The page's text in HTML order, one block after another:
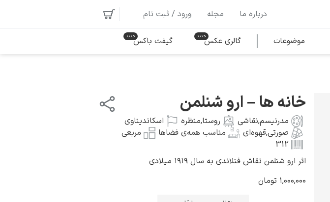
درباره ما مجله ورود / ثبت نام
موضوعات گالری عکس گیفت باکس
خانه ها – ارو شنلمن
مدرنیسم,نقاشی روستا,منظره
اسکاندیناوی
صورتی,قهوه‌ای مناسب همه‌ی فضاها
مربعی
312
اثر ارو شنلمن نقاش فنلاندی به سال ۱۹۱۹ میلادی
۱,۰۰۰,۰۰۰ تومان